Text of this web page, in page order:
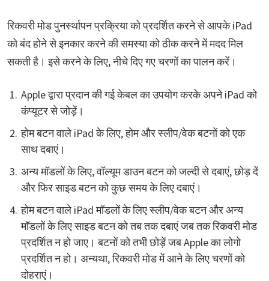
रिकवरी मोड पुनर्स्थापन प्रक्रिया को प्रदर्शित करने से आपके iPad
को बंद होने से इनकार करने की समस्या को ठीक करने में मदद मिल
सकती है। इसे करने के लिए, नीचे दिए गए चरणों का पालन करें।
Apple द्वारा प्रदान की गई केबल का उपयोग करके अपने iPad को
कंप्यूटर से जोड़ें।
होम बटन वाले iPad के लिए, होम और स्लीप/वेक बटनों को एक
साथ दबाएं।
अन्य मॉडलों के लिए, वॉल्यूम डाउन बटन को जल्दी से दबाएं, छोड़ दें
और फिर साइड बटन को कुछ समय के लिए दबाएं।
होम बटन वाले iPad मॉडलों के लिए स्लीप/वेक बटन और अन्य
मॉडलों के लिए साइड बटन को तब तक दबाएं जब तक रिकवरी मोड
प्रदर्शित न हो जाए। बटनों को तभी छोड़ें जब Apple का लोगो
प्रदर्शित न हो। अन्यथा, रिकवरी मोड में आने के लिए चरणों को
दोहराएं।